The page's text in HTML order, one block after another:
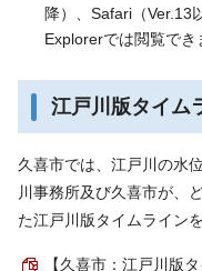
降）、Safari（Ver.13
Explorerでは閲覧でき
江戸川版タイム
久喜市では、江戸川の水
川事務所及び久喜市が、
た江戸川版タイムライン
【久喜市：江戸川版